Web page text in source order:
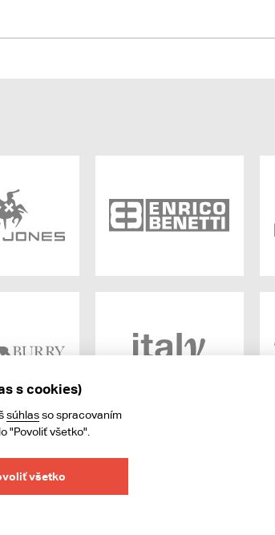
s cookies)
súhlasso spracovaním
"Povoliť všetko".
všetko